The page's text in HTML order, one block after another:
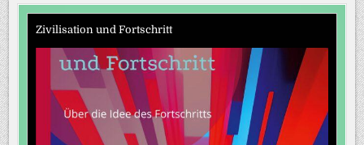
Zivilisation und Fortschritt